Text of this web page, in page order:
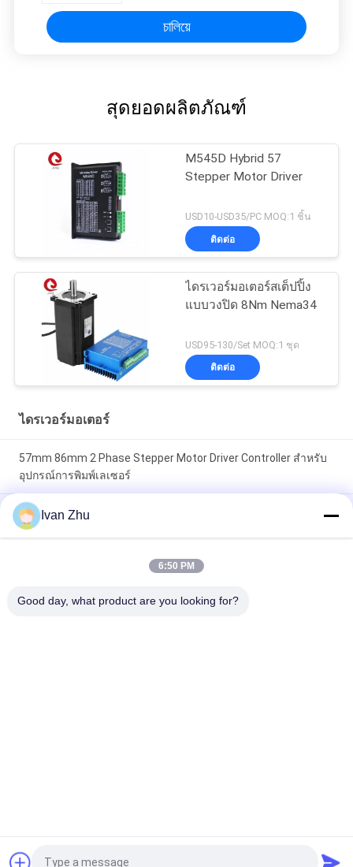
চালিয়ে
สุดยอดผลิตภัณฑ์
M545D Hybrid 57
Stepper Motor Driver
USD10-USD35/PC MOQ:1 ชิ้น
ติดต่อ
ไดรเวอร์มอเตอร์สเต็ปปิ้ง
แบบวงปิด 8Nm Nema34
USD95-130/Set MOQ:1 ชุด
ติดต่อ
ไดรเวอร์มอเตอร์
57mm 86mm 2 Phase Stepper Motor Driver Controller สำหรับ
อุปกรณ์การพิมพ์เลเซอร์
2DM2280A ไดร์เวอร์ดิจิตอล 2 เฟสสำหรับมอเตอร์สเต็ป 110 มม.
130 มม. 110VAC 200VAC
ไดร์เวอร์มอเตอร์ 3 เฟสแบบดิจิตอล 3DM683 60VDC 8.3A สำหรับ
Ivan Zhu
6:50 PM
Good day, what product are you looking for?